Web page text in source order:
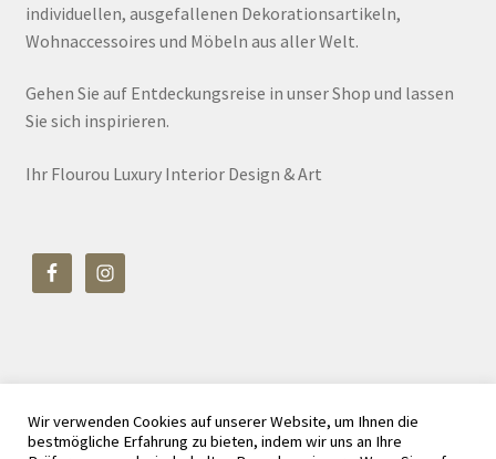
individuellen, ausgefallenen Dekorationsartikeln,
Wohnaccessoires und Möbeln aus aller Welt.
Gehen Sie auf Entdeckungsreise in unser Shop und lassen
Sie sich inspirieren.
Ihr Flourou Luxury Interior Design & Art
© Flourou Luxury Interior Design & Art 2026
Wir verwenden Cookies auf unserer Website, um Ihnen die
bestmögliche Erfahrung zu bieten, indem wir uns an Ihre